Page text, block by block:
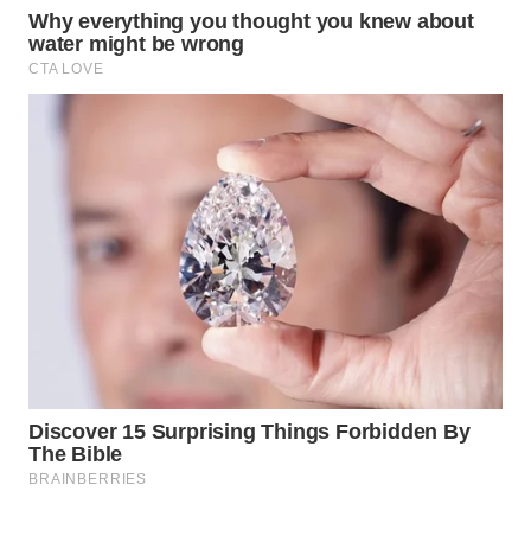
WAHANA
UMKM
WAHANA
WAHANA
PERSONA
OTOMOTIF
HEALTH
WAHANA